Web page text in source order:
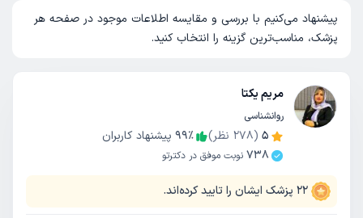
پیشنهاد می‌کنیم با بررسی و مقایسه اطلاعات موجود در صفحه هر
پزشک، مناسب‌ترین گزینه را انتخاب کنید.
مریم یکتا
روانشناسی
5
(
278 نظر) 99٪
پیشنهاد کاربران
738 نوبت موفق در دکترتو
22 پزشک ایشان را تایید کرده‌اند.